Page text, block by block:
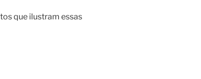
que ilustram essas